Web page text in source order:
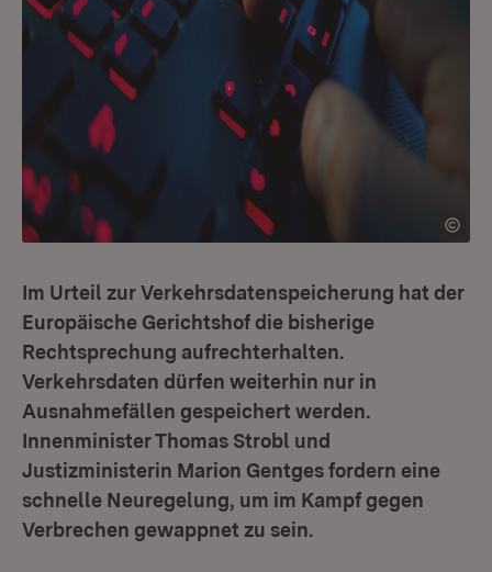
Im Urteil zur Verkehrsdatenspeicherung hat der
Europäische Gerichtshof die bisherige
Rechtsprechung aufrechterhalten.
Verkehrsdaten dürfen weiterhin nur in
Ausnahmefällen gespeichert werden.
Innenminister Thomas Strobl und
Justizministerin Marion Gentges fordern eine
schnelle Neuregelung, um im Kampf gegen
Verbrechen gewappnet zu sein.